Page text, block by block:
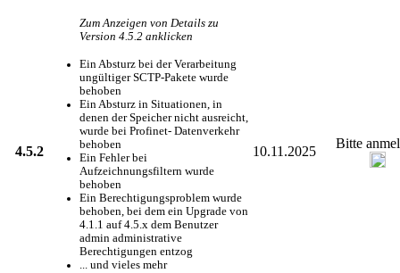
4.5.2
Zum Anzeigen von Details zu
Version 4.5.2 anklicken
Ein Absturz bei der Verarbeitung
ungültiger SCTP-Pakete wurde
behoben
Ein Absturz in Situationen, in
denen der Speicher nicht ausreicht,
wurde bei Profinet- Datenverkehr
behoben
Ein Fehler bei
Aufzeichnungsfiltern wurde
behoben
Ein Berechtigungsproblem wurde
behoben, bei dem ein Upgrade von
4.1.1 auf 4.5.x dem Benutzer
admin administrative
Berechtigungen entzog
... und vieles mehr
10.11.2025
Bitte